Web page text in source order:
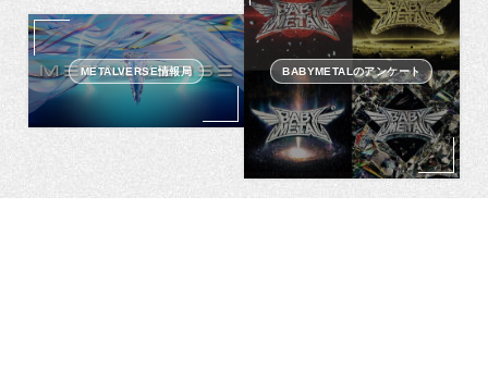
METALVERSE情報局 BABYMETALのアンケート